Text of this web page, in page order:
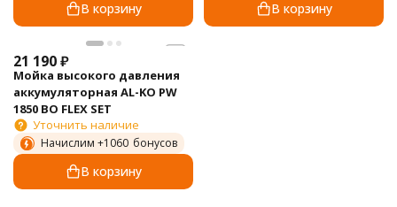
В корзину В корзину
21 190₽
Мойка высокого давления
аккумуляторная AL-KO PW
1850 BO FLEX SET
Уточнить наличие
Начислим +1060 бонусов
В корзину